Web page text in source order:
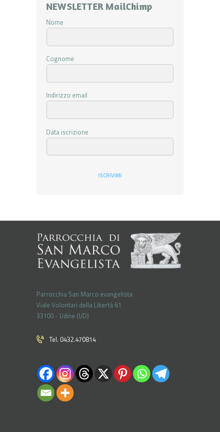
NEWSLETTER MailChimp
Nome
Cognome
Indirizzo email
Data iscrizione
ISCRIVIMI
Parrocchia San Marco evangelista
Viale Volontari della Libertá 61
33100 - Udine (UD)
Tel. 0432.470814